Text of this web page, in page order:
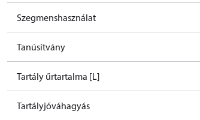
Szegmenshasználat
Tanúsítvány
Tartály űrtartalma [L]
Tartályjóváhagyás